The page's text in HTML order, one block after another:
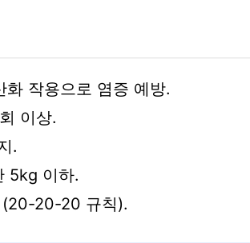
화 작용으로 염증 예방.
이상.
.
5kg 이하.
(20-20-20 규칙).